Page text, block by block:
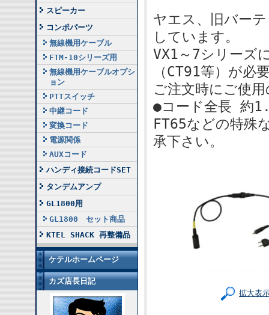
スピーカー
コンポパーツ
無線機用ケーブル
FTM-10シリーズ用
無線機用ケーブルオプシ
ョン
PTTスイッチ
中継コード
変換コード
電源関係
AUXコード
ハンディ接続コードSET
タンデムアンプ
GL1800用
GL1800 セット商品
KTEL SHACK 再整備品
ケテルホームページ
カズ店長日記
ヤエス、旧バー
しています。
VX1～7シリーズ
（CT91等）が必
ご注文時にご使
●コード全長 約
FT65などの特殊
承下さい。
拡大表